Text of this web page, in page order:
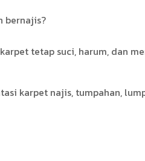
bernajis?
tetap suci, harum, dan
karpet najis, tumpahan,